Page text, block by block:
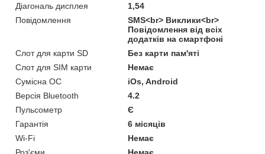
Діагональ дисплея
1,54
Повідомлення
SMS<br> Виклики<br>
Повідомлення від всіх
додатків на смартфоні
Слот для карти SD
Без карти пам'яті
Слот для SIM карти
Немає
Сумісна ОС
iOs, Android
Версія Bluetooth
4.2
Пульсометр
Є
Гарантія
6 місяців
Wi-Fi
Немає
Роз'єми
Немає